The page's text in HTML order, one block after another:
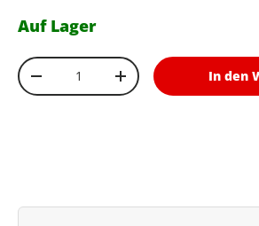
Auf Lager
Anzahl
Menge verringernMenge erhöhenIn den